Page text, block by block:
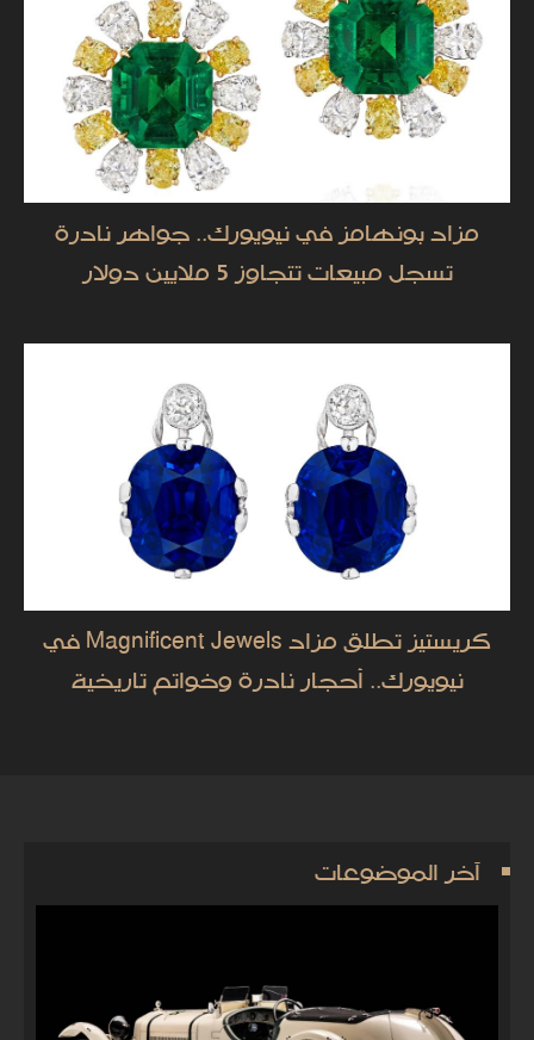
مزاد بونهامز في نيويورك.. جواهر نادرة
تسجل مبيعات تتجاوز 5 ملايين دولار
كريستيز تطلق مزاد Magnificent Jewels في
نيويورك.. أحجار نادرة وخواتم تاريخية
آخر الموضوعات